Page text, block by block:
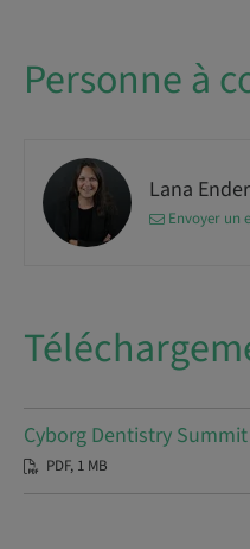
Personne à
Lana
Envoyer un
Cyborg Dentistry
PDF, 1 MB